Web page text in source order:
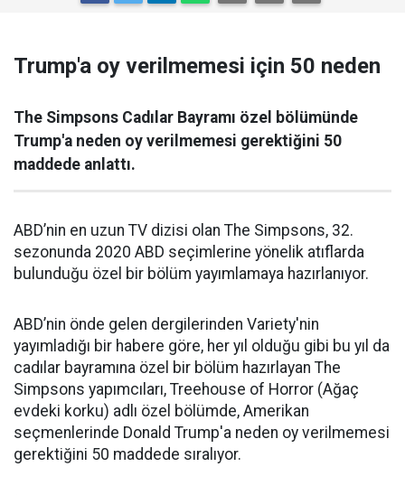
Trump'a oy verilmemesi için 50 neden
The Simpsons Cadılar Bayramı özel bölümünde
Trump'a neden oy verilmemesi gerektiğini 50
maddede anlattı.
ABD’nin en uzun TV dizisi olan The Simpsons, 32.
sezonunda 2020 ABD seçimlerine yönelik atıflarda
bulunduğu özel bir bölüm yayımlamaya hazırlanıyor.
ABD’nin önde gelen dergilerinden Variety'nin
yayımladığı bir habere göre, her yıl olduğu gibi bu yıl da
cadılar bayramına özel bir bölüm hazırlayan The
Simpsons yapımcıları, Treehouse of Horror (Ağaç
evdeki korku) adlı özel bölümde, Amerikan
seçmenlerinde Donald Trump'a neden oy verilmemesi
gerektiğini 50 maddede sıralıyor.